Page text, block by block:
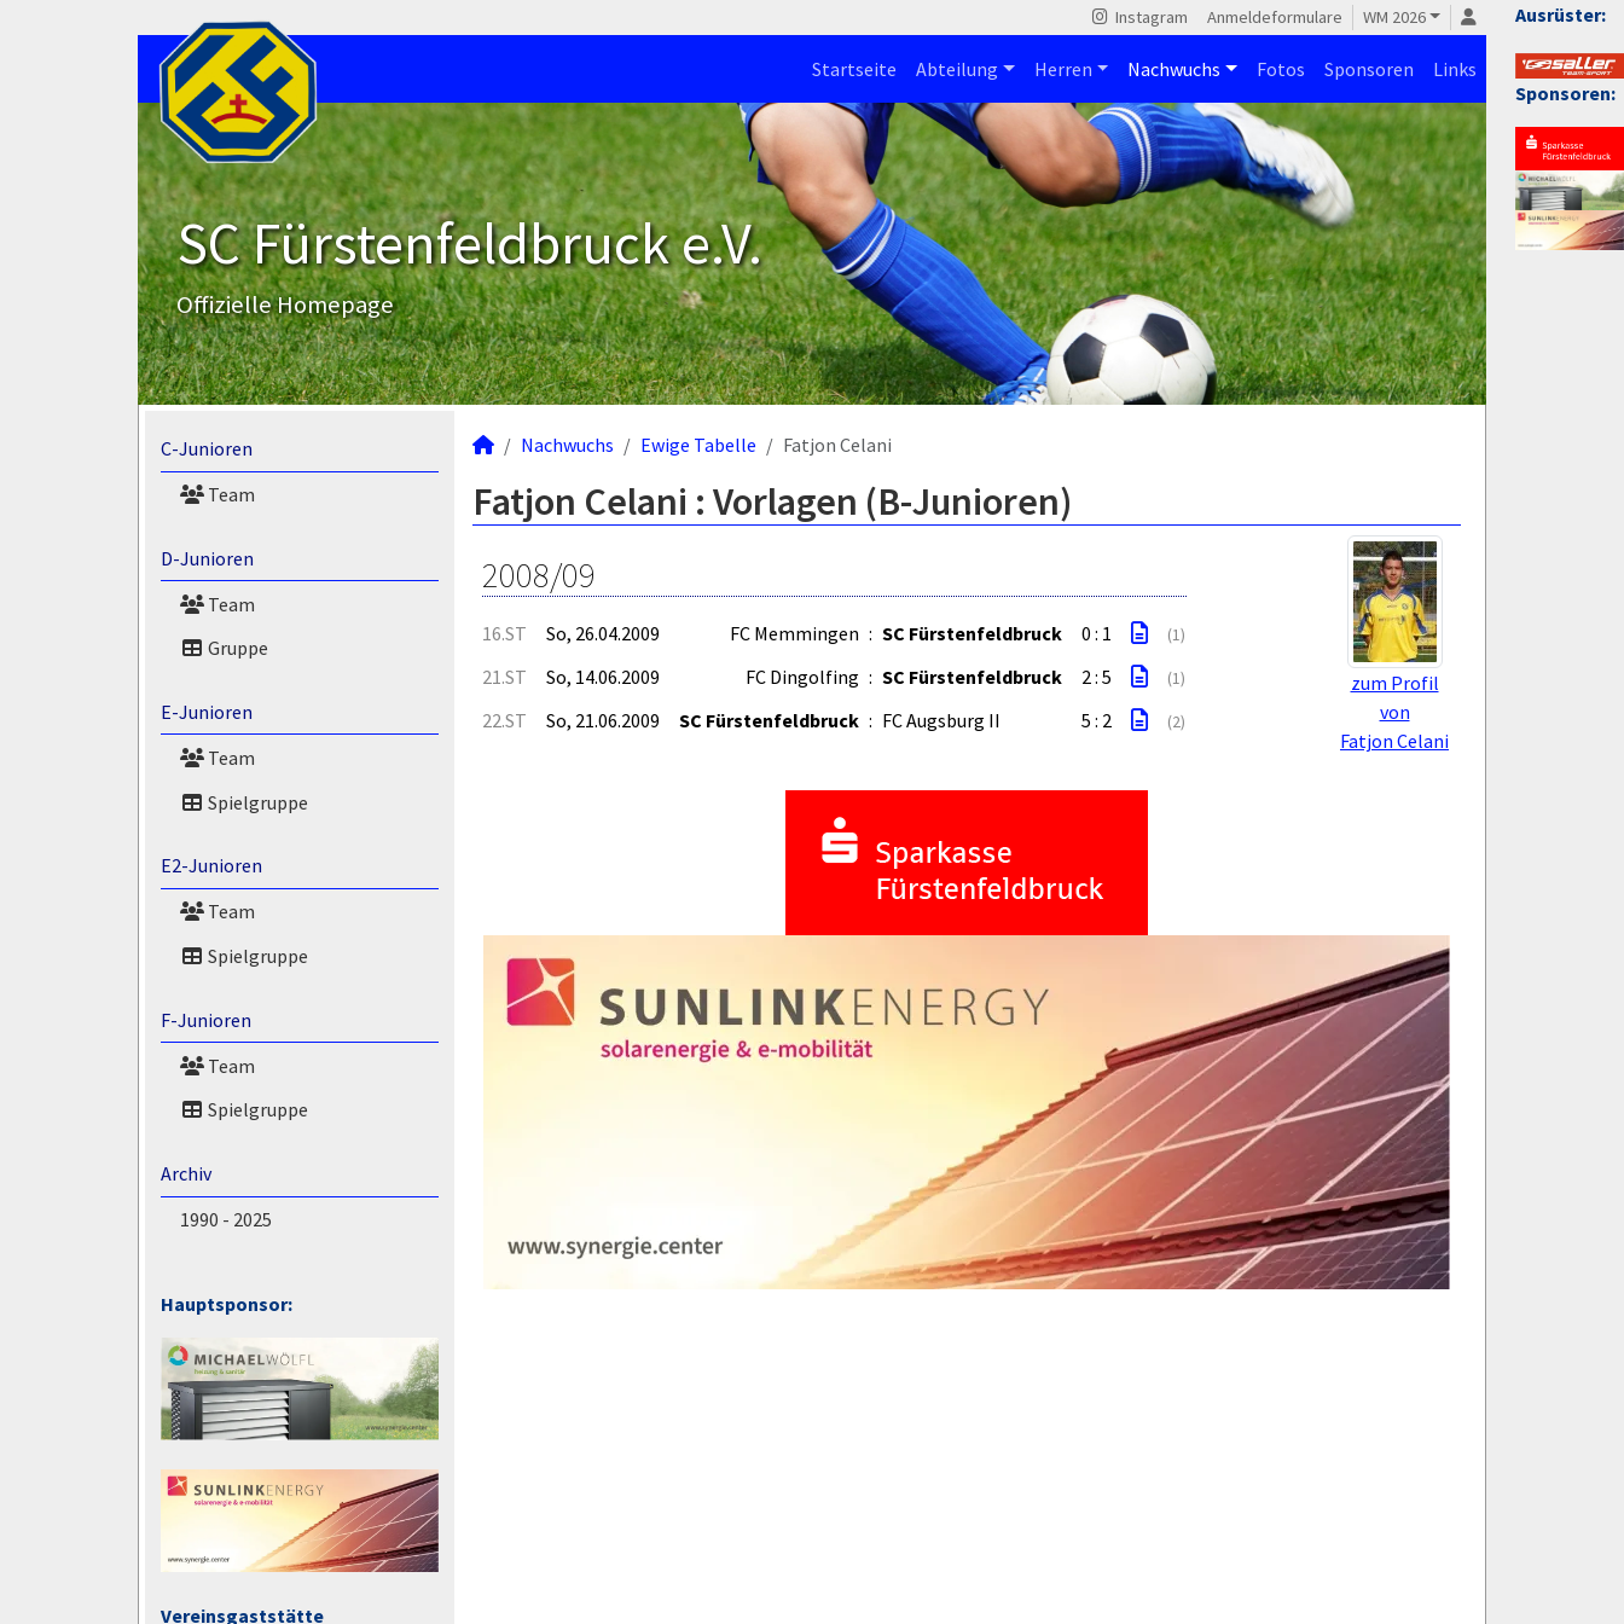
Ausrüster:
Sponsoren:
Instagram Anmeldeformulare WM 2026
Startseite Abteilung Herren Nachwuchs Fotos Sponsoren Links
SC Fürstenfeldbruck e.V.
Offizielle Homepage
C-Junioren
Team
D-Junioren
Team
Gruppe
E-Junioren
Team
Spielgruppe
E2-Junioren
Team
Spielgruppe
F-Junioren
Team
Spielgruppe
Archiv
1990 - 2025
Hauptsponsor:
Vereinsgaststätte
Nachwuchs Ewige Tabelle Fatjon Celani
Fatjon Celani : Vorlagen (B-Junioren)
zum Profil
von
Fatjon Celani
2008/09
16.ST So, 26.04.2009 FC Memmingen : SC Fürstenfeldbruck 0 : 1 (1)
21.ST So, 14.06.2009 FC Dingolfing : SC Fürstenfeldbruck 2 : 5 (1)
22.ST So, 21.06.2009 SC Fürstenfeldbruck : FC Augsburg II 5 : 2 (2)